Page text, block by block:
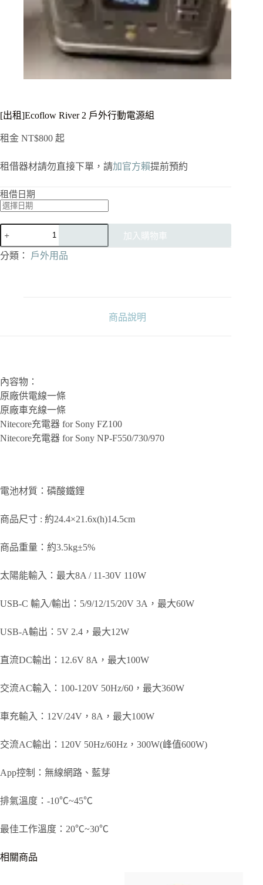
[出租]Ecoflow River 2 戶外行動電源組
租金 NT$800 起
租借器材請勿直接下單，請加官方賴提前預約
租借日期
River
2
加入購物車
分類： 戶外用品
商品說明
內容物：
原廠供電線一條
原廠車充線一條
Nitecore充電器 for Sony FZ100
Nitecore充電器 for Sony NP-F550/730/970
電池材質：磷酸鐵鋰
商品尺寸 : 約24.4×21.6x(h)14.5cm
商品重量：約3.5kg±5%
太陽能輸入：最大8A / 11-30V 110W
USB-C 輸入/輸出：5/9/12/15/20V 3A，最大60W
USB-A輸出：5V 2.4，最大12W
直流DC輸出：12.6V 8A，最大100W
交流AC輸入：100-120V 50Hz/60，最大360W
車充輸入：12V/24V，8A，最大100W
交流AC輸出：120V 50Hz/60Hz，300W(峰值600W)
App控制：無線網路、藍芽
排氣溫度：-10℃~45℃
最佳工作溫度：20℃~30℃
相關商品